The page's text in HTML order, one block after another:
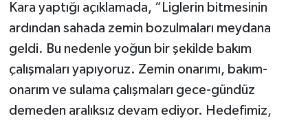
Kara yaptığı açıklamada, “Liglerin bitmesinin
ardından sahada zemin bozulmaları meydana
geldi. Bu nedenle yoğun bir şekilde bakım
çalışmaları yapıyoruz. Zemin onarımı, bakım-
onarım ve sulama çalışmaları gece-gündüz
demeden aralıksız devam ediyor. Hedefimiz,